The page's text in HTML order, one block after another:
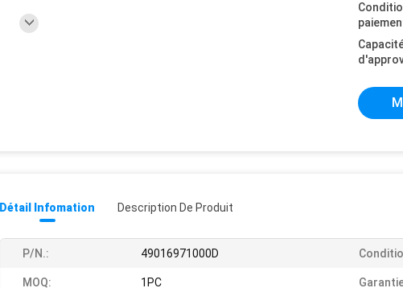
Détail Infomation Description De Produit
P/N.: 49016971000D
MOQ: 1PC